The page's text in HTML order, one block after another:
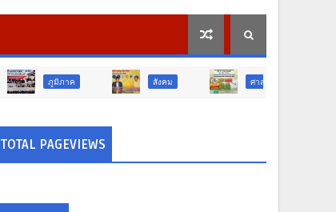
สังคม ศาสนา
TOTAL PAGEVIEWS